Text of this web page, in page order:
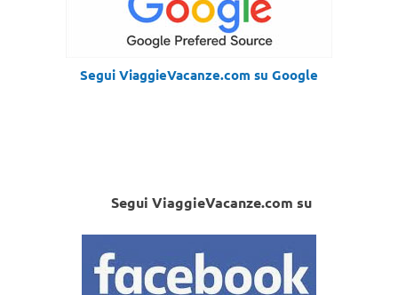
Segui ViaggieVacanze.com su Google
Segui ViaggieVacanze.com su